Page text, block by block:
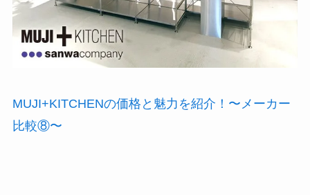
MUJI+KITCHENの価格と魅力を紹介！〜メーカー
比較⑧〜